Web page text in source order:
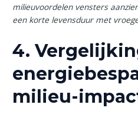
milieuvoordelen vensters
een korte levensduur met
4.
milieu-